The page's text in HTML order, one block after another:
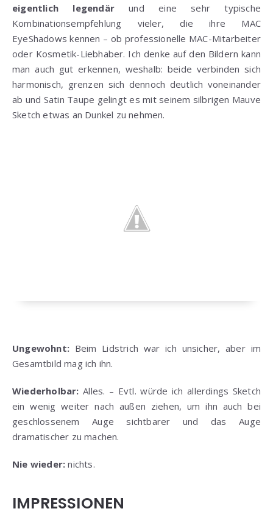
eigentlich legendärund eine sehr typische
Kombinationsempfehlung vieler, die ihre MAC
EyeShadows kennen – ob professionelle MAC-Mitarbeiter
oder Kosmetik-Liebhaber. Ich denke auf den Bildern kann
man auch gut erkennen, weshalb: beide verbinden sich
harmonisch, grenzen sich dennoch deutlich voneinander
ab und Satin Taupe gelingt es mit seinem silbrigen Mauve
Sketch etwas an Dunkel zu nehmen.
Ungewohnt: Beim Lidstrich war ich unsicher, aber im
Gesamtbild mag ich ihn.
Wiederholbar: Alles. – Evtl. würde ich allerdings Sketch
ein wenig weiter nach außen ziehen, um ihn auch bei
geschlossenem Auge sichtbarer und das Auge
dramatischer zu machen.
Nie wieder: nichts.
IMPRESSIONEN